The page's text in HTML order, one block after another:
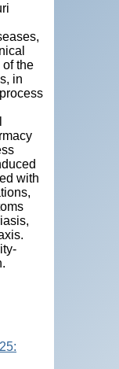
the
in
with